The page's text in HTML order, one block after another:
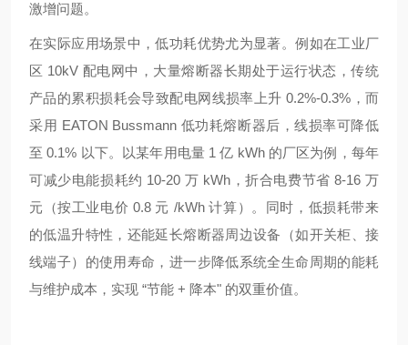
激增问题。
在实际应用场景中，低功耗优势尤为显著。例如在工业厂
区 10kV 配电网中，大量熔断器长期处于运行状态，传统
产品的累积损耗会导致配电网线损率上升 0.2%-0.3%，而
采用 EATON Bussmann 低功耗熔断器后，线损率可降低
至 0.1% 以下。以某年用电量 1 亿 kWh 的厂区为例，每年
可减少电能损耗约 10-20 万 kWh，折合电费节省 8-16 万
元（按工业电价 0.8 元 /kWh 计算）。同时，低损耗带来
的低温升特性，还能延长熔断器周边设备（如开关柜、接
线端子）的使用寿命，进一步降低系统全生命周期的能耗
与维护成本，实现 “节能 + 降本" 的双重价值。